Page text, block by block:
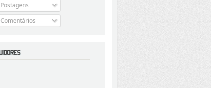
Postagens
Comentários